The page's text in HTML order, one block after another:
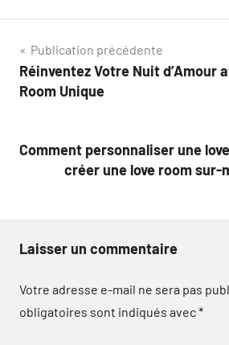
Navigation
de
Publication précédente
Réinventez Votre Nuit d’Amour
Room Unique
Comment personnaliser une
créer une love room sur-
Laisser un commentaire
Votre adresse e-mail ne sera pas
obligatoires sont indiqués avec*